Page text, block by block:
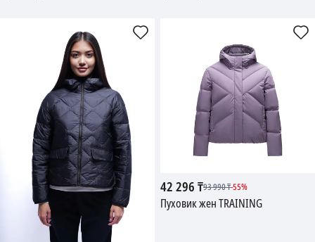
42 296₸93 990₸-55%
Пуховик жен TRAINING